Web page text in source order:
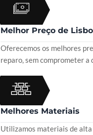
Melhor Preço de
Oferecemos os melhores
reparo, sem comprometer a
Melhores Materiais
Utilizamos materiais de